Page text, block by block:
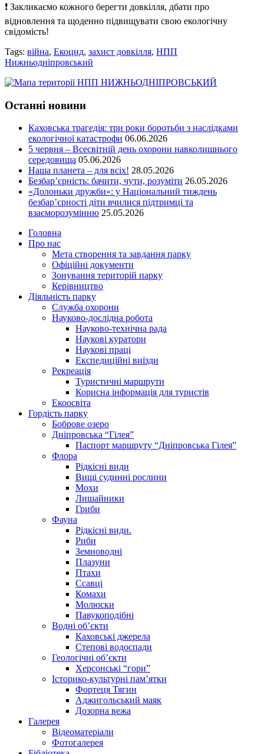
❗️ Закликаємо кожного берегти довкілля, дбати про
відновлення та щоденно підвищувати свою екологічну
свідомість!
Tags: війна, Екоцид, захист довкілля, НПП
Нижньодніпровський
Останні новини
Каховська трагедія: три роки боротьби з наслідками
екологічної катастрофи 06.06.2026
5 червня – Всесвітній день охорони навколишнього
середовища 05.06.2026
Наша планета – для всіх! 28.05.2026
Безбар’єрність: бачити, чути, розуміти 26.05.2026
«Долоньки дружби»: у Національний тиждень
безбар’єрності діти вчилися підтримці та
взаєморозумінню 25.05.2026
Головна
Про нас
Мета створення та завдання парку
Офіційні документи
Зонування територій парку
Керівництво
Діяльність парку
Служба охорони
Науково-дослідна робота
Науково-технічна рада
Наукові куратори
Наукові праці
Експедиційні виїзди
Рекреація
Туристичні маршрути
Корисна інформація для туристів
Екоосвіта
Гордість парку
Боброве озеро
Дніпровська “Гілея”
Паспорт маршруту “Дніпровська Гілея”
Флора
Рідкісні види
Вищі судинні рослини
Мохи
Лишайники
Гриби
Фауна
Рідкісні види.
Риби
Земноводні
Плазуни
Птахи
Ссавці
Комахи
Молюски
Павукоподібні
Водні об’єкти
Каховські джерела
Степові водоспади
Геологічні об’єкти
Херсонські “гори”
Історико-культурні пам’ятки
Фортеця Тягин
Аджигольський маяк
Дозорна вежа
Галерея
Відеоматеріали
Фотогалерея